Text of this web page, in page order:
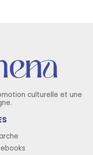
culturelle et une